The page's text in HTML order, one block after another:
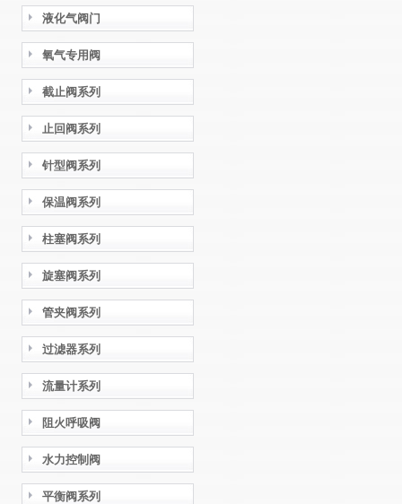
液化气阀门
氧气专用阀
截止阀系列
止回阀系列
针型阀系列
保温阀系列
柱塞阀系列
旋塞阀系列
管夹阀系列
过滤器系列
流量计系列
阻火呼吸阀
水力控制阀
平衡阀系列